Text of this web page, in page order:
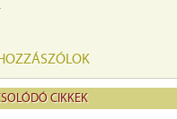
CIKKEK